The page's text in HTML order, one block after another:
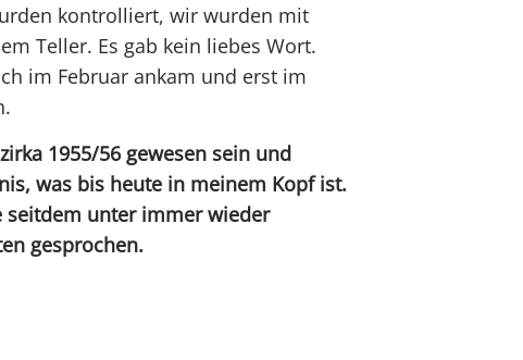
kontrolliert, wir wurden mit
Teller. Es gab kein liebes Wort.
im Februar ankam und erst im
1955/56 gewesen sein und
was bis heute in meinem Kopf ist.
seitdem unter immer wieder
gesprochen.